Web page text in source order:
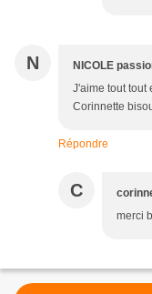
N NICOLE
J'aime tout tout
Corinnette
Répondre
C
merci